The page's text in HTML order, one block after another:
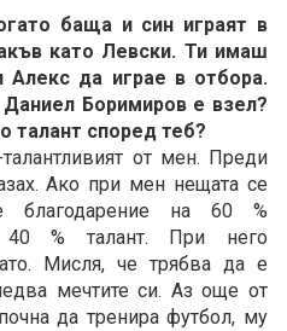
баща и син играят в
като Левски. Ти имаш
да играе в отбора.
Боримиров е взел?
талант според теб?
от мен. Преди
Ако при мен нещата се
благодарение на 60 %
% талант. При него
Мисля, че трябва да е
мечтите си. Аз още от
да тренира футбол, му